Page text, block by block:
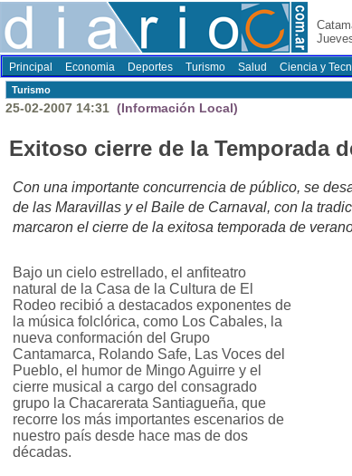
Principal Economia Deportes Turismo Salud Ciencia y
Turismo
25-02-2007 14:31 (Información Local)
Exitoso cierre de la Temporada
Con una importante concurrencia de público, se
de las Maravillas y el Baile de Carnaval, con la
marcaron el cierre de la exitosa temporada de
Bajo un cielo estrellado, el anfiteatro
natural de la Casa de la Cultura de El
Rodeo recibió a destacados exponentes de
la música folclórica, como Los Cabales, la
nueva conformación del Grupo
Cantamarca, Rolando Safe, Las Voces del
Pueblo, el humor de Mingo Aguirre y el
cierre musical a cargo del consagrado
grupo la Chacarerata Santiagueña, que
recorre los más importantes escenarios de
nuestro país desde hace mas de dos
décadas.